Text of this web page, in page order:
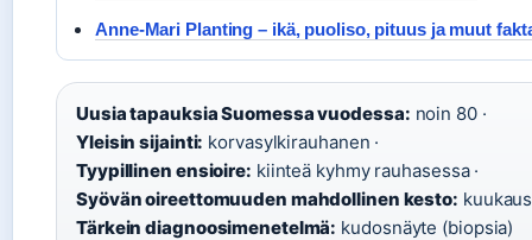
Anne-Mari Planting – ikä, puoliso, pituus ja muut
Uusia tapauksia Suomessa vuodessa: noin 80 ·
Yleisin sijainti: korvasylkirauhanen ·
Tyypillinen ensioire: kiinteä kyhmy rauhasessa ·
Syövän oireettomuuden mahdollinen kesto:
Tärkein diagnoosimenetelmä: kudosnäyte (biopsia)